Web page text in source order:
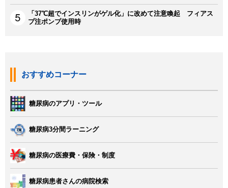
「37℃超でインスリンがゲル化」に改めて注意喚起 フィアス
プ注ポンプ使用時
おすすめコーナー
糖尿病のアプリ・ツール
糖尿病3分間ラーニング
糖尿病の医療費・保険・制度
糖尿病患者さんの病院検索